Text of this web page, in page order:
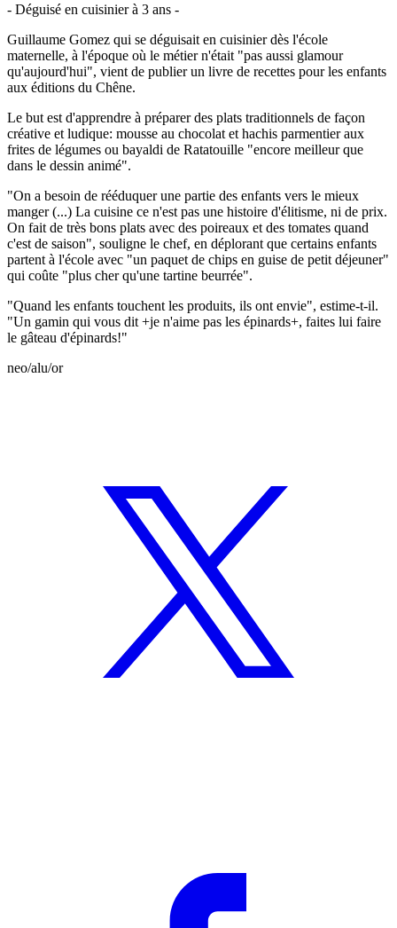
- Déguisé en cuisinier à 3 ans -
Guillaume Gomez qui se déguisait en cuisinier dès l'école
maternelle, à l'époque où le métier n'était "pas aussi glamour
qu'aujourd'hui", vient de publier un livre de recettes pour les enfants
aux éditions du Chêne.
Le but est d'apprendre à préparer des plats traditionnels de façon
créative et ludique: mousse au chocolat et hachis parmentier aux
frites de légumes ou bayaldi de Ratatouille "encore meilleur que
dans le dessin animé".
"On a besoin de rééduquer une partie des enfants vers le mieux
manger (...) La cuisine ce n'est pas une histoire d'élitisme, ni de prix.
On fait de très bons plats avec des poireaux et des tomates quand
c'est de saison", souligne le chef, en déplorant que certains enfants
partent à l'école avec "un paquet de chips en guise de petit déjeuner"
qui coûte "plus cher qu'une tartine beurrée".
"Quand les enfants touchent les produits, ils ont envie", estime-t-il.
"Un gamin qui vous dit +je n'aime pas les épinards+, faites lui faire
le gâteau d'épinards!"
neo/alu/or